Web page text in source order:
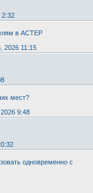
2:32
в АСТЕР
2026 11:15
мест?
9:48
одновременно с